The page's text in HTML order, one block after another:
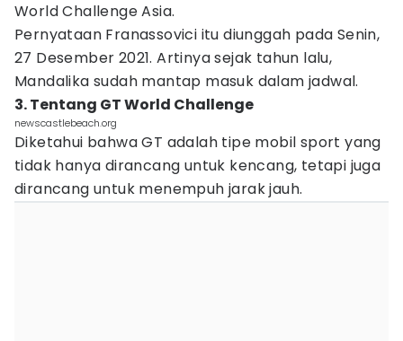
World Challenge Asia.
Pernyataan Franassovici itu diunggah pada Senin,
27 Desember 2021. Artinya sejak tahun lalu,
Mandalika sudah mantap masuk dalam jadwal.
3. Tentang GT World Challenge
newscastlebeach.org
Diketahui bahwa GT adalah tipe mobil sport yang
tidak hanya dirancang untuk kencang, tetapi juga
dirancang untuk menempuh jarak jauh.